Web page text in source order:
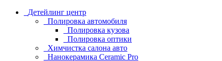
Детейлинг центр
Полировка автомобиля
Полировка кузова
Полировка оптики
Химчистка салона авто
Нанокерамика Ceramic Pro